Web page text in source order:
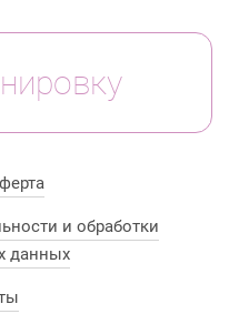
и обработки
данных